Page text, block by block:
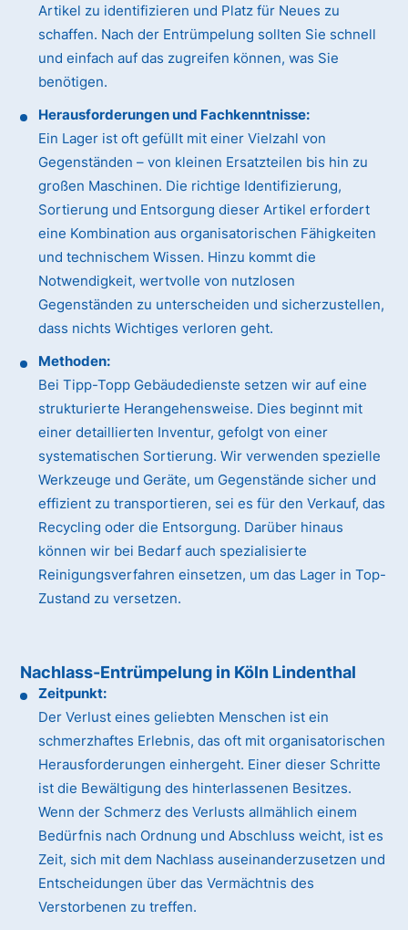
Artikel zu identifizieren und Platz für Neues zu
schaffen. Nach der Entrümpelung sollten Sie schnell
und einfach auf das zugreifen können, was Sie
benötigen.
Herausforderungen und Fachkenntnisse:
Ein Lager ist oft gefüllt mit einer Vielzahl von
Gegenständen – von kleinen Ersatzteilen bis hin zu
großen Maschinen. Die richtige Identifizierung,
Sortierung und Entsorgung dieser Artikel erfordert
eine Kombination aus organisatorischen Fähigkeiten
und technischem Wissen. Hinzu kommt die
Notwendigkeit, wertvolle von nutzlosen
Gegenständen zu unterscheiden und sicherzustellen,
dass nichts Wichtiges verloren geht.
Methoden:
Bei Tipp-Topp Gebäudedienste setzen wir auf eine
strukturierte Herangehensweise. Dies beginnt mit
einer detaillierten Inventur, gefolgt von einer
systematischen Sortierung. Wir verwenden spezielle
Werkzeuge und Geräte, um Gegenstände sicher und
effizient zu transportieren, sei es für den Verkauf, das
Recycling oder die Entsorgung. Darüber hinaus
können wir bei Bedarf auch spezialisierte
Reinigungsverfahren einsetzen, um das Lager in Top-
Zustand zu versetzen.
Nachlass-Entrümpelung in Köln Lindenthal
Zeitpunkt:
Der Verlust eines geliebten Menschen ist ein
schmerzhaftes Erlebnis, das oft mit organisatorischen
Herausforderungen einhergeht. Einer dieser Schritte
ist die Bewältigung des hinterlassenen Besitzes.
Wenn der Schmerz des Verlusts allmählich einem
Bedürfnis nach Ordnung und Abschluss weicht, ist es
Zeit, sich mit dem Nachlass auseinanderzusetzen und
Entscheidungen über das Vermächtnis des
Verstorbenen zu treffen.